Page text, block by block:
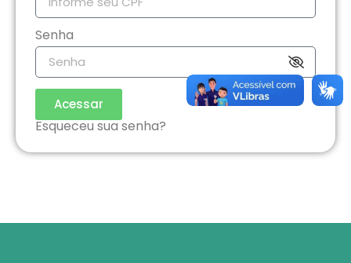
Senha
Acessar
Esqueceu sua senha?